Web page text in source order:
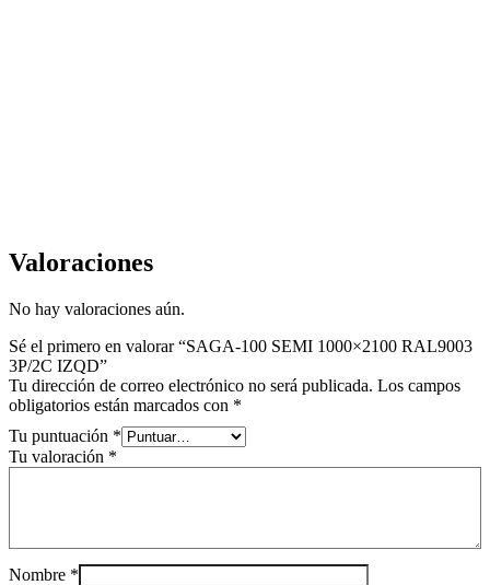
Valoraciones
No hay valoraciones aún.
Sé el primero en valorar “SAGA-100 SEMI 1000×2100 RAL9003
3P/2C IZQD”
Tu dirección de correo electrónico no será publicada. Los campos
obligatorios están marcados con *
Tu puntuación *
Tu valoración *
Nombre *